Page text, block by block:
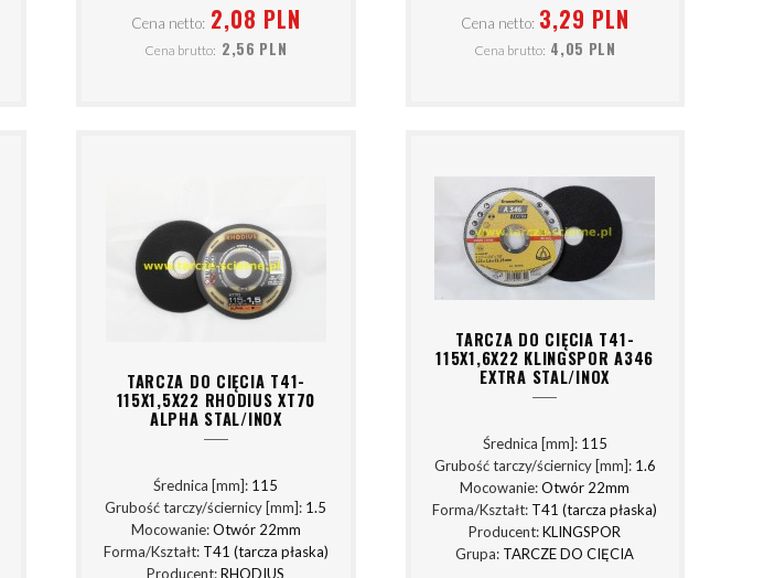
Cena netto: 2,08 PLN
Cena brutto: 2,56 PLN
Cena netto: 3,29 PLN
Cena brutto: 4,05 PLN
TARCZA DO CIĘCIA T41-
115X1,5X22 RHODIUS XT70
ALPHA STAL/INOX
Średnica [mm]: 115
Grubość tarczy/ściernicy [mm]: 1.5
Mocowanie:Otwór 22mm
Forma/Kształt: T41 (tarcza płaska)
Producent:RHODIUS
TARCZA DO CIĘCIA T41-
115X1,6X22 KLINGSPOR A346
EXTRA STAL/INOX
Średnica [mm]: 115
Grubość tarczy/ściernicy [mm]: 1.6
Mocowanie:Otwór 22mm
Forma/Kształt: T41 (tarcza płaska)
Producent:KLINGSPOR
Grupa: TARCZE DO CIĘCIA